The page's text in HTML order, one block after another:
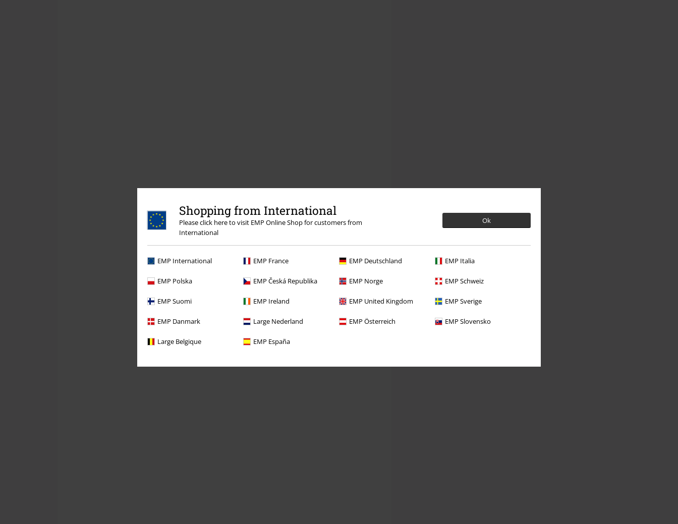
Shopping from International
Please click here to visit EMP Online Shop for customers from
International
Ok
EMP International EMP France EMP Deutschland EMP Italia
EMP Polska EMP Česká Republika EMP Norge EMP Schweiz
EMP Suomi EMP Ireland EMP United Kingdom EMP Sverige
EMP Danmark Large Nederland EMP Österreich EMP Slovensko
Large Belgique EMP España